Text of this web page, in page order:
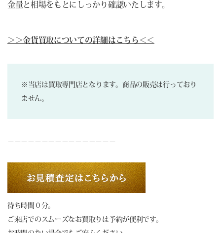
金量と相場をもとにしっかり確認いたします。
＞＞金貨買取についての詳細はこちら＜＜
※当店は買取専門店となります。商品の販売は行っており
ません。
－－－－－－－－－－－－－－－－
待ち時間０分。
ご来店でのスムーズなお買取りは予約が便利です。